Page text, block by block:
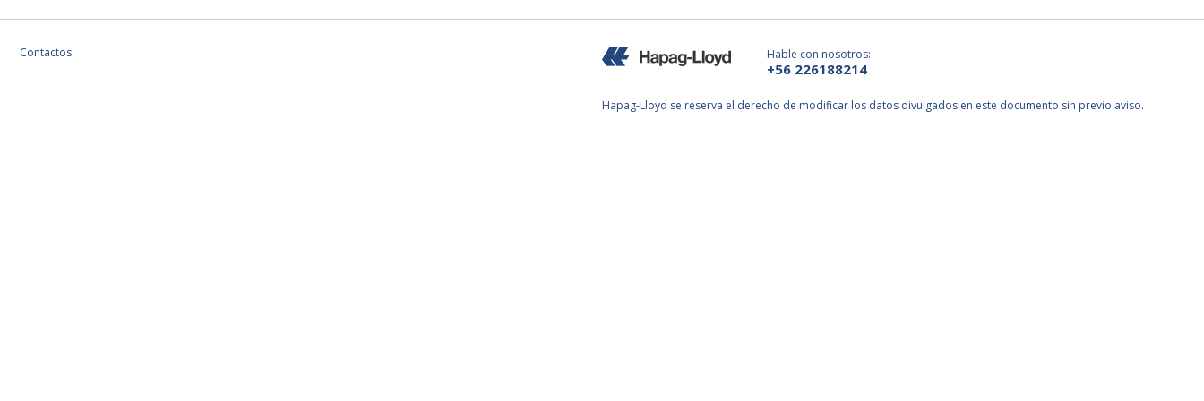
Contactos Hable con nosotros:
+56 226188214
Hapag-Lloyd se reserva el derecho de modificar los datos divulgados en este documento sin previo aviso.